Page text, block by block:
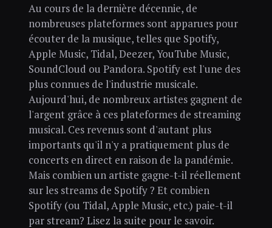
Au cours de la dernière décennie, de
nombreuses plateformes sont apparues pour
écouter de la musique, telles que Spotify,
Apple Music, Tidal, Deezer, YouTube Music,
SoundCloud ou Pandora. Spotify est l'une des
plus connues de l'industrie musicale.
Aujourd'hui, de nombreux artistes gagnent de
l'argent grâce à ces plateformes de streaming
musical. Ces revenus sont d'autant plus
importants qu'il n'y a pratiquement plus de
concerts en direct en raison de la pandémie.
Mais combien un artiste gagne-t-il réellement
sur les streams de Spotify ? Et combien
Spotify (ou Tidal, Apple Music, etc.) paie-t-il
par stream? Lisez la suite pour le savoir.